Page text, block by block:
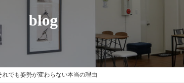
blog
れでも姿勢が変わらない本当の理由